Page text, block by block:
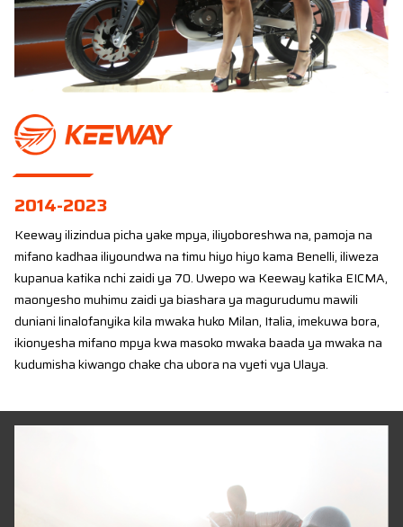
2014-2023
Keeway ilizindua picha yake mpya, iliyoboreshwa na, pamoja na
mifano kadhaa iliyoundwa na timu hiyo hiyo kama Benelli, iliweza
kupanua katika nchi zaidi ya 70. Uwepo wa Keeway katika EICMA,
maonyesho muhimu zaidi ya biashara ya magurudumu mawili
duniani linalofanyika kila mwaka huko Milan, Italia, imekuwa bora,
ikionyesha mifano mpya kwa masoko mwaka baada ya mwaka na
kudumisha kiwango chake cha ubora na vyeti vya Ulaya.